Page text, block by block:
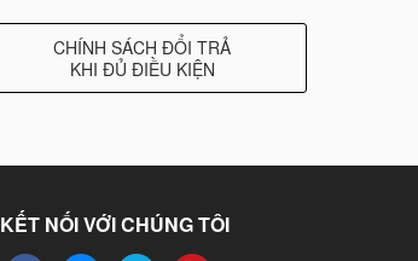
CHÍNH SÁCH ĐỔI TRẢ
KHI ĐỦ ĐIỀU KIỆN
KẾT NỐI VỚI CHÚNG TÔI